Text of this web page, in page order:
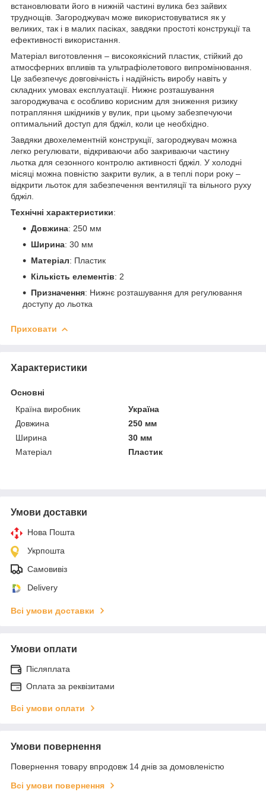
встановлювати його в нижній частині вулика без зайвих
труднощів. Загороджувач може використовуватися як у
великих, так і в малих пасіках, завдяки простоті конструкції та
ефективності використання.
Матеріал виготовлення – високоякісний пластик, стійкий до
атмосферних впливів та ультрафіолетового випромінювання.
Це забезпечує довговічність і надійність виробу навіть у
складних умовах експлуатації. Нижнє розташування
загороджувача є особливо корисним для зниження ризику
потрапляння шкідників у вулик, при цьому забезпечуючи
оптимальний доступ для бджіл, коли це необхідно.
Завдяки двохелементній конструкції, загороджувач можна
легко регулювати, відкриваючи або закриваючи частину
льотка для сезонного контролю активності бджіл. У холодні
місяці можна повністю закрити вулик, а в теплі пори року –
відкрити льоток для забезпечення вентиляції та вільного руху
бджіл.
Технічні характеристики:
Довжина: 250 мм
Ширина: 30 мм
Матеріал: Пластик
Кількість елементів: 2
Призначення: Нижнє розташування для регулювання
доступу до льотка
Приховати
Характеристики
Основні
Країна виробник
Україна
Довжина
250 мм
Ширина
30 мм
Матеріал
Пластик
Умови доставки
Нова Пошта
Укрпошта
Самовивіз
Delivery
Всі умови доставки
Умови оплати
Післяплата
Оплата за реквізитами
Всі умови оплати
Умови повернення
Повернення товару впродовж 14 днів за домовленістю
Всі умови повернення